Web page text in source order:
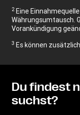
2 Eine
Währungsumtausch.
Vorankündigung
3 Es können
Du findest
suchst?